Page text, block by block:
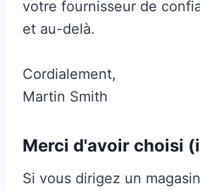
votre fournisseur de
et au-delà.
Cordialement,
Martin Smith
Merci d'avoir choisi
Si vous dirigez un